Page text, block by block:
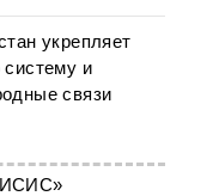
укрепляет
и
связи